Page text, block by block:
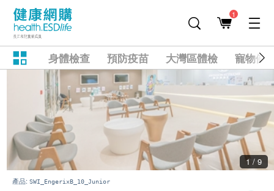
1
身體檢查 預防疫苗 大灣區體檢 寵物健
2 / 9
產品: SWI_EngerixB_10_Junior